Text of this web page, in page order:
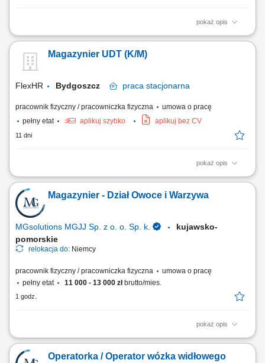
pokaż opis
Kompletowanie i przygotowywanie zamówień do wydania lub wysyłki.
Rozmieszczanie produktów zgodnie z obowiązującymi zasadami
magazynowania. Monitorowanie stanów magazynowych oraz udział w
Magazynier UDT (K/M)
FlexHR Bydgoszcz praca stacjonarna
pracownik fizyczny / pracowniczka fizyczna
umowa o pracę
pełny etat
aplikuj szybko aplikuj bez CV
11 dni
pokaż opis
Obsługa wózka widłowego;Załadunek i rozładunek;Przyjmowanie oraz
wydawanie towaru;Dostarczanie materiałów na produkcję;
Magazynier - Dział Owoce i Warzywa
MGsolutions MGJJ Sp. z o. o. Sp. k.
kujawsko-
pomorskie
relokacja do: Niemcy
pracownik fizyczny / pracowniczka fizyczna
umowa o pracę
pełny etat
11 000 - 13 000 złbrutto/mies.
1 godz.
pokaż opis
Opis stanowiska Realizacja zamówień (Order Picker, Komisjonowanie)
w dziale Obst und Gemuse (owoce i warzywa) - możliwość pracy na
systemie w języku polskim. Opieka polskojęzycznego Koordynatora i
Operatorka / Operator wózka widłowego